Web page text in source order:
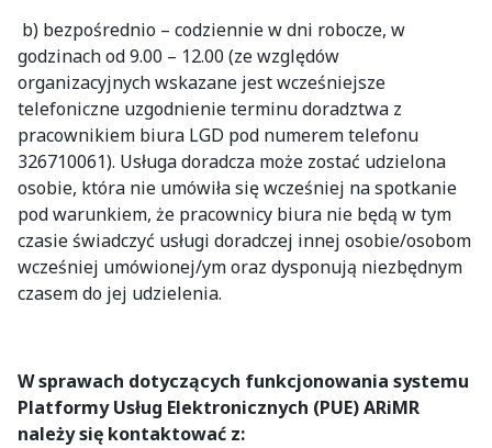
b) bezpośrednio – codziennie w dni robocze, w
godzinach od 9.00 – 12.00 (ze względów
organizacyjnych wskazane jest wcześniejsze
telefoniczne uzgodnienie terminu doradztwa z
pracownikiem biura LGD pod numerem telefonu
326710061). Usługa doradcza może zostać udzielona
osobie, która nie umówiła się wcześniej na spotkanie
pod warunkiem, że pracownicy biura nie będą w tym
czasie świadczyć usługi doradczej innej osobie/osobom
wcześniej umówionej/ym oraz dysponują niezbędnym
czasem do jej udzielenia.
W sprawach dotyczących funkcjonowania systemu
Platformy Usług Elektronicznych (PUE) ARiMR
należy się kontaktować z: